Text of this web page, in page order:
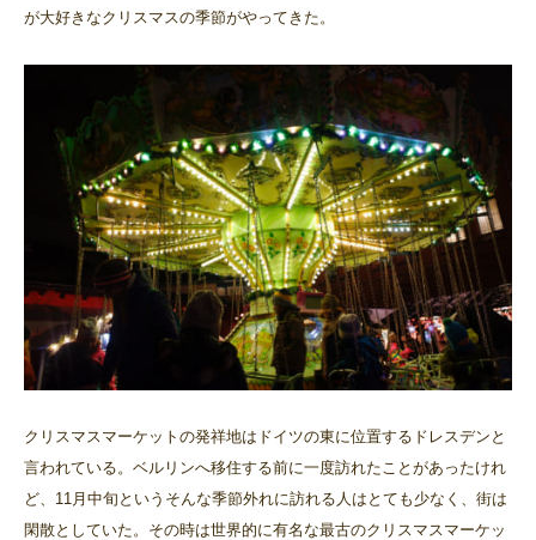
が大好きなクリスマスの季節がやってきた。
クリスマスマーケットの発祥地はドイツの東に位置するドレスデンと
言われている。ベルリンへ移住する前に一度訪れたことがあったけれ
ど、11月中旬というそんな季節外れに訪れる人はとても少なく、街は
閑散としていた。その時は世界的に有名な最古のクリスマスマーケッ